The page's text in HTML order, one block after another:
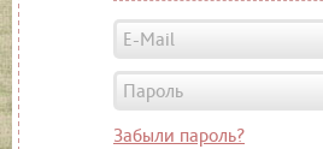
Забыли пароль?